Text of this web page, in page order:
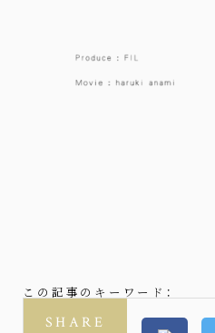
この記事のキーワード：
SHARE